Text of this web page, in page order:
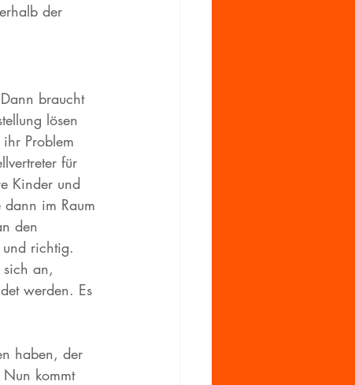
der
braucht
lösen
Problem
für
Kinder und
dann im Raum
den
richtig.
an,
werden. Es
haben, der
Nun kommt